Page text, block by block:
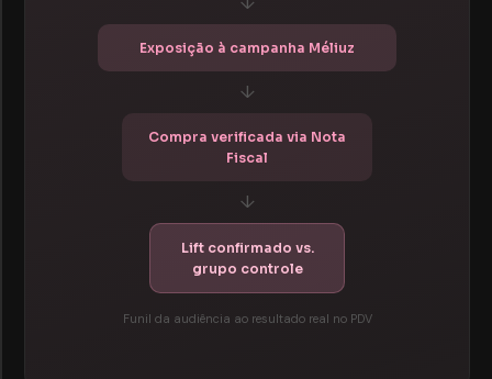
Exposição à campanha Méliuz
↓
Compra verificada via Nota
Fiscal
↓
Lift confirmado vs.
grupo controle
Funil da audiência ao resultado real no PDV